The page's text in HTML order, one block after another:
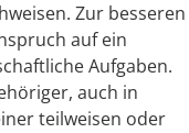
Zur besseren
auf ein
Aufgaben.
auch in
teilweisen oder